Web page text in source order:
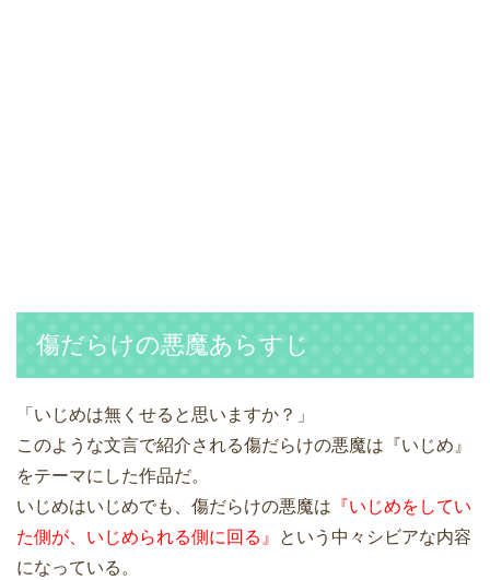
傷だらけの悪魔あらすじ
「いじめは無くせると思いますか？」
このような文言で紹介される傷だらけの悪魔は『いじめ』
をテーマにした作品だ。
いじめはいじめでも、傷だらけの悪魔は 『いじめをしてい
た側が、いじめられる側に回る』
という中々シビアな内容
になっている。